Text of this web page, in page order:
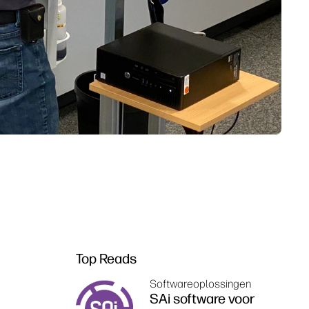
Top Reads
Softwareoplossingen
SAi software voor